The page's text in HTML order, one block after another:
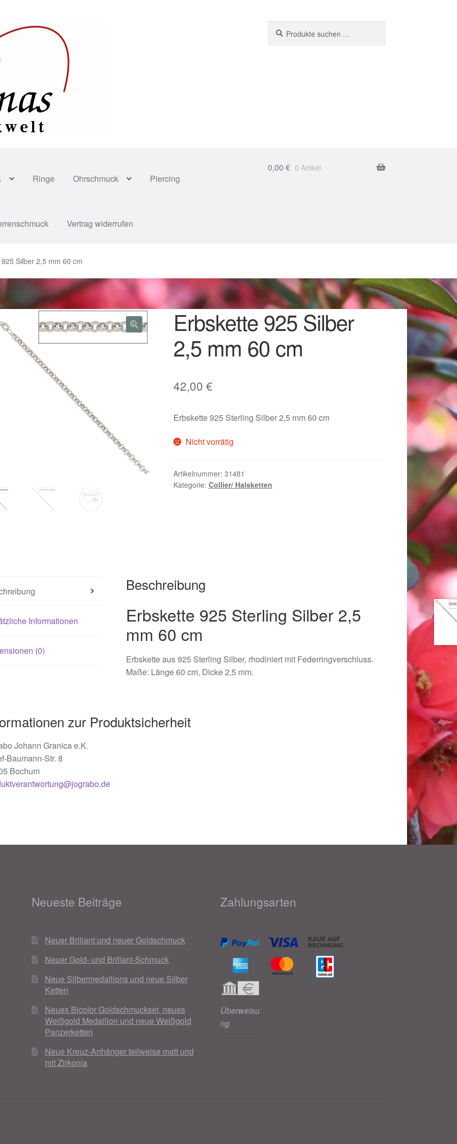
nach:
Ringe Ohrschmuck Piercing
Vertrag widerrufen
zu Ostern 2023
für Weihnachten 2023
für Weihnachten 2025
Schmuck online kaufen 2016
Schmuck online kaufen 2018
Karneval 2019 – Schmuck zu Fasching & Co.
Liefer- und Versandkosten
und Festliches zu Halloween
Magisches und Festliches zu Halloween 2022Mein Konto
finden für Ostern 2016
finden für Ostern 2022PartnerShopStartseite
Vertrag widerrufen Warenkorb
Weihnachtsangebote 2017 Weihnachtsangebote 2018
Weihnachtsangebote 2021Widerrufsrecht
0,00 € 0 Artikel
Silber 2,5 mm 60 cm
Erbskette 925 Silber
2,5 mm 60 cm
42,00 €
Erbskette 925 Sterling Silber 2,5 mm 60 cm
Nicht vorrätig
Artikelnummer: 31481
Kategorie: Collier/ Halsketten
Informationen
(0)
Beschreibung
Erbskette 925 Sterling Silber 2,5
mm 60 cm
Erbskette aus 925 Sterling Silber, rhodiniert mit Federringverschluss.
Maße: Länge 60 cm, Dicke 2,5 mm.
zur Produktsicherheit
Johann Granica e.K.
Baumann-Str. 8
Bochum
Neueste Beiträge
Neuer Brillant und neuer Goldschmuck
Neuer Gold- und Brillant-Schmuck
Neue Silbermedaillons und neue Silber
Ketten
Neues Bicolor Goldschmuckset, neues
Weißgold Medaillon und neue Weißgold
Panzerketten
Neue Kreuz-Anhänger teilweise matt und
mit Zirkonia
Zahlungsarten
Überweisu
ng